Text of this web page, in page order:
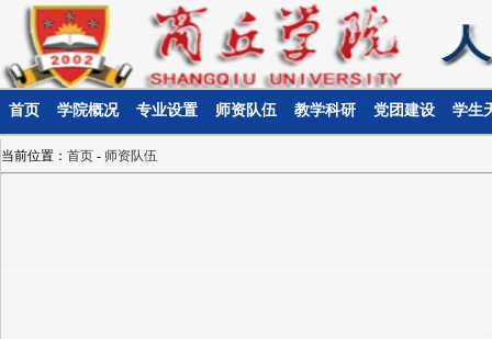
首页 学院概况 专业设置 师资队伍 教学科研 党团建设 学生
当前位置： 首页 - 师资队伍